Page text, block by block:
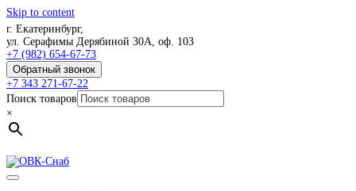
Skip to content
г. Екатеринбург,
ул. Серафимы Дерябиной 30А, оф. 103
+7 (982) 654-67-73
Обратный звонок
+7 343 271-67-22
Поиск товаров
×